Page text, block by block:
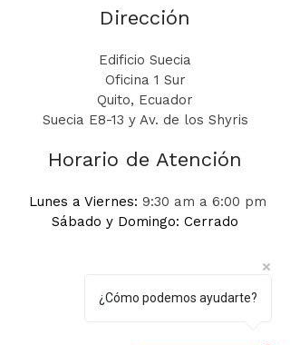
Dirección
Edificio Suecia
Oficina 1 Sur
Quito, Ecuador
Suecia E8-13 y Av. de los Shyris
Horario de Atención
Lunes a Viernes: 9:30 am a 6:00 pm
Sábado y Domingo: Cerrado
¿Cómo podemos ayudarte?